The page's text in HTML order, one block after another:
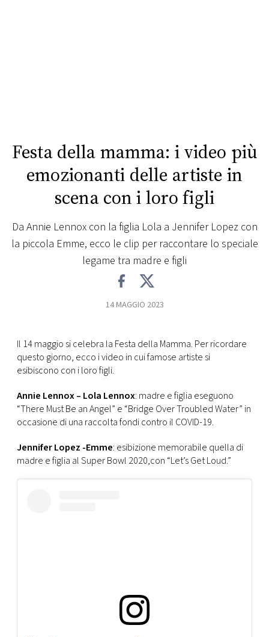
PRINCIPATO
MONACO
Festa della mamma: i video più
emozionanti delle artiste in
scena con i loro figli
Da Annie Lennox con la figlia Lola a Jennifer Lopez con
la piccola Emme, ecco le clip per raccontare lo speciale
legame tra madre e figli
14 MAGGIO 2023
Il 14 maggio si celebra la Festa della Mamma. Per ricordare
questo giorno, ecco i video in cui famose artiste si
esibiscono con i loro figli.
Annie Lennox – Lola Lennox: madre e figlia eseguono
“There Must Be an Angel” e “Bridge Over Troubled Water” in
occasione di una raccolta fondi contro il COVID-19.
Jennifer Lopez -Emme: esibizione memorabile quella di
madre e figlia al Super Bowl 2020,con “Let’s Get Loud.”